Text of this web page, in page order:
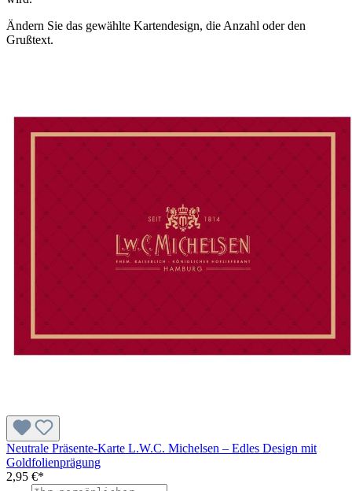
Ändern Sie das gewählte Kartendesign, die Anzahl oder den
Grußtext.
Neutrale Präsente-Karte L.W.C. Michelsen – Edles Design mit
Goldfolienprägung
2,95 €*